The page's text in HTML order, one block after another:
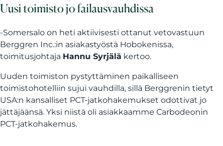
Uusi toimisto jo failausvauhdissa
-Somersalo on heti aktiivisesti ottanut vetovastuun
Berggren Inc.:in asiakastyöstä Hobokenissa,
toimitusjohtaja Hannu Syrjälä kertoo.
Uuden toimiston pystyttäminen paikalliseen
toimistohotelliin sujui vauhdilla, sillä Berggrenin tietyt
USA:n kansalliset PCT-jatkohakemukset odottivat jo
jättäjäänsä. Yksi niistä oli asiakkaamme Carbodeonin
PCT-jatkohakemus.